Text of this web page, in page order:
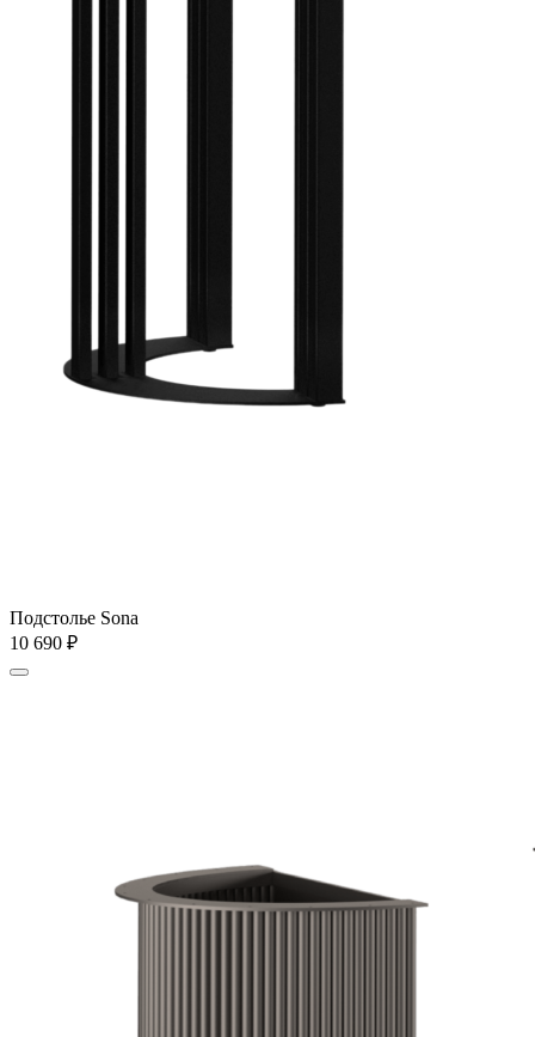
Подстолье Sona
10 690 ₽